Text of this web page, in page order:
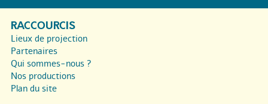
RACCOURCIS
Lieux de projection
Partenaires
Qui sommes-nous ?
Nos productions
Plan du site